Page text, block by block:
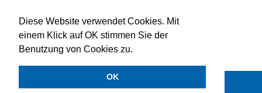
Diese Website verwendet Cookies. Mit
einem Klick auf OK stimmen Sie der
Benutzung von Cookies zu.
OK
Impressum Mein Konto
Datenschutzerklärung
Versand & Rückgabe
Zahlungsmöglichkeiten
2026 © LENK MILCH AG